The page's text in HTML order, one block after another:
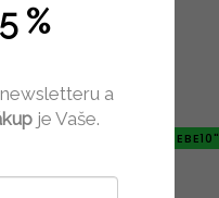
-10% "PROTEBE10"
%
a
je Vaše.